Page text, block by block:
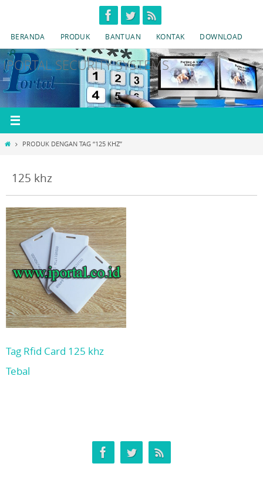
content
BERANDA PRODUK BANTUAN KONTAK DOWNLOAD
IPORTAL SECURITY SYSTEMS
HOMEPRODUK DENGAN TAG “125 KHZ”
125 khz
Tag Rfid Card 125 khz
Tebal